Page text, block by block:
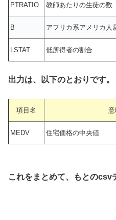
PTRATIO 教師あたりの生徒の数
B アフリカ系アメリカ人
LSTAT 低所得者の割合
出力は、以下のとおりです。
項目名
MEDV 住宅価格の中央値
これをまとめて、もとのcsv